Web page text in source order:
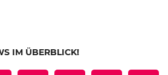
IM ÜBERBLICK!